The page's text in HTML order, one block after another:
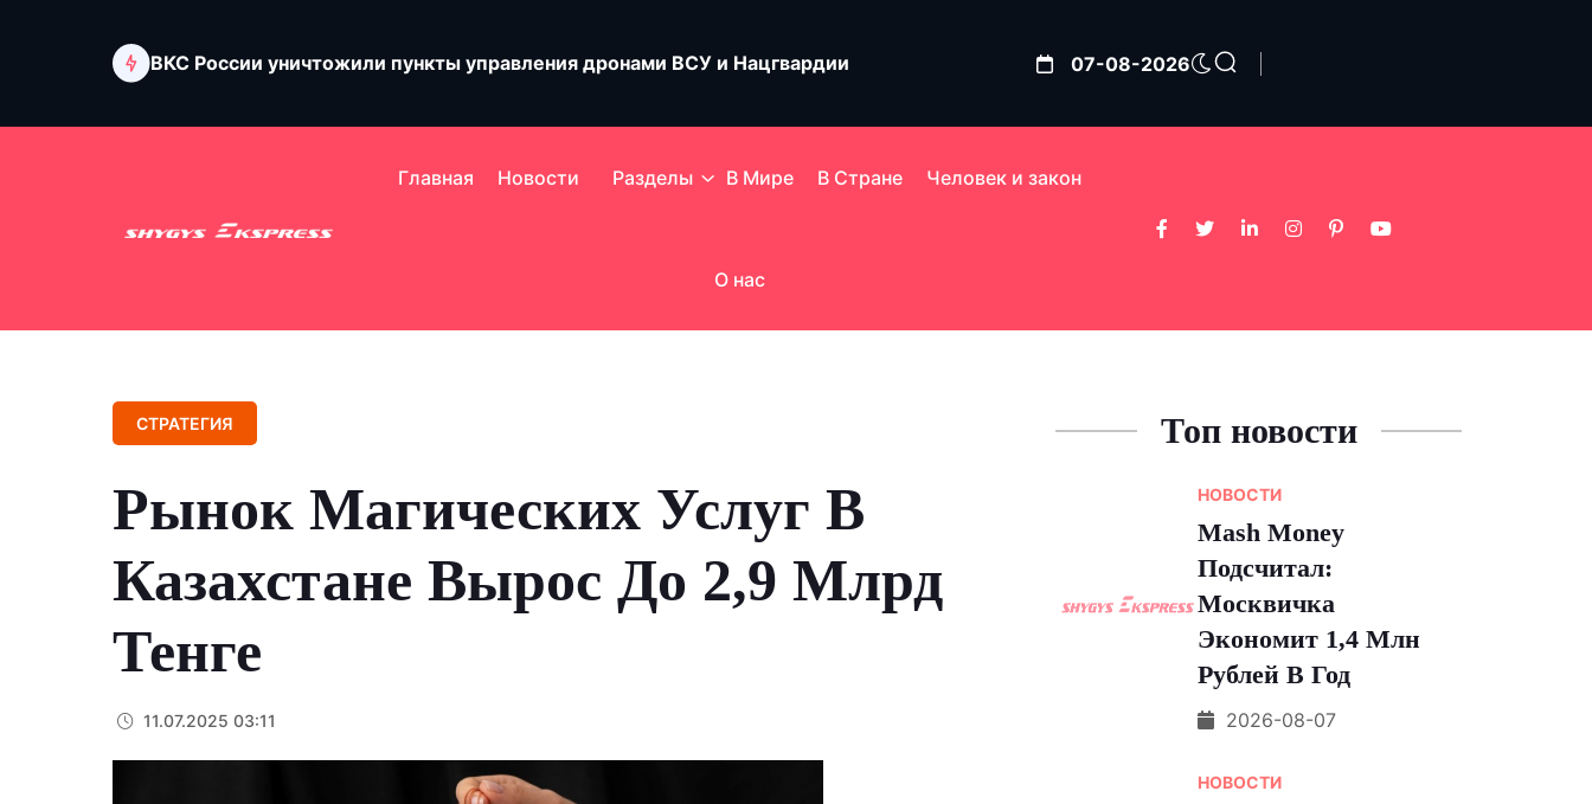
07-08-2026
Главная Новости Разделы В Мире В Стране Человек и закон
О нас
СТРАТЕГИЯ
Рынок Магических Услуг В
Казахстане Вырос До 2,9 Млрд
Тенге
11.07.2025 03:11
Топ новости
НОВОСТИ
Мash Money
Подсчитал:
Москвичка
Экономит 1,4 Млн
Рублей В Год
2026-08-07
НОВОСТИ